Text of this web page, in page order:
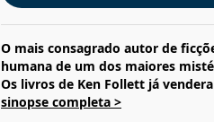
O mais consagrado autor de
humana de um dos maiores
Os livros de Ken Follett já
sinopse completa >